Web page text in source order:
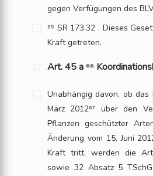
gegen Verfügungen des
⁶⁵ SR 173.32 . Dieses
Kraft getreten.
Art. 45 a ⁶⁶
Unabhängig davon, ob das
März 2012⁶⁷ über den
Pflanzen geschützter
Änderung vom 15. Juni
Kraft tritt, werden die
sowie 32 Absatz 5